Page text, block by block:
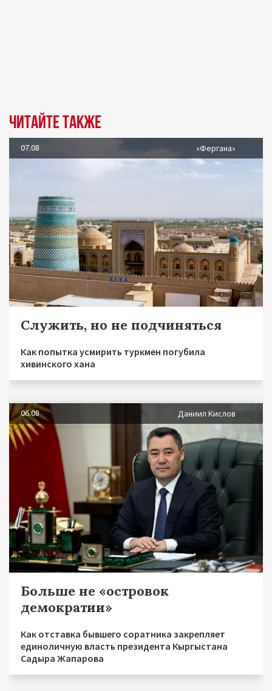
Читайте также
07.08 «Фергана»
Служить, но не подчиняться
Как попытка усмирить туркмен погубила
хивинского хана
06.08 Даниил Кислов
Больше не «островок
демократии»
Как отставка бывшего соратника закрепляет
единоличную власть президента Кыргыстана
Садыра Жапарова